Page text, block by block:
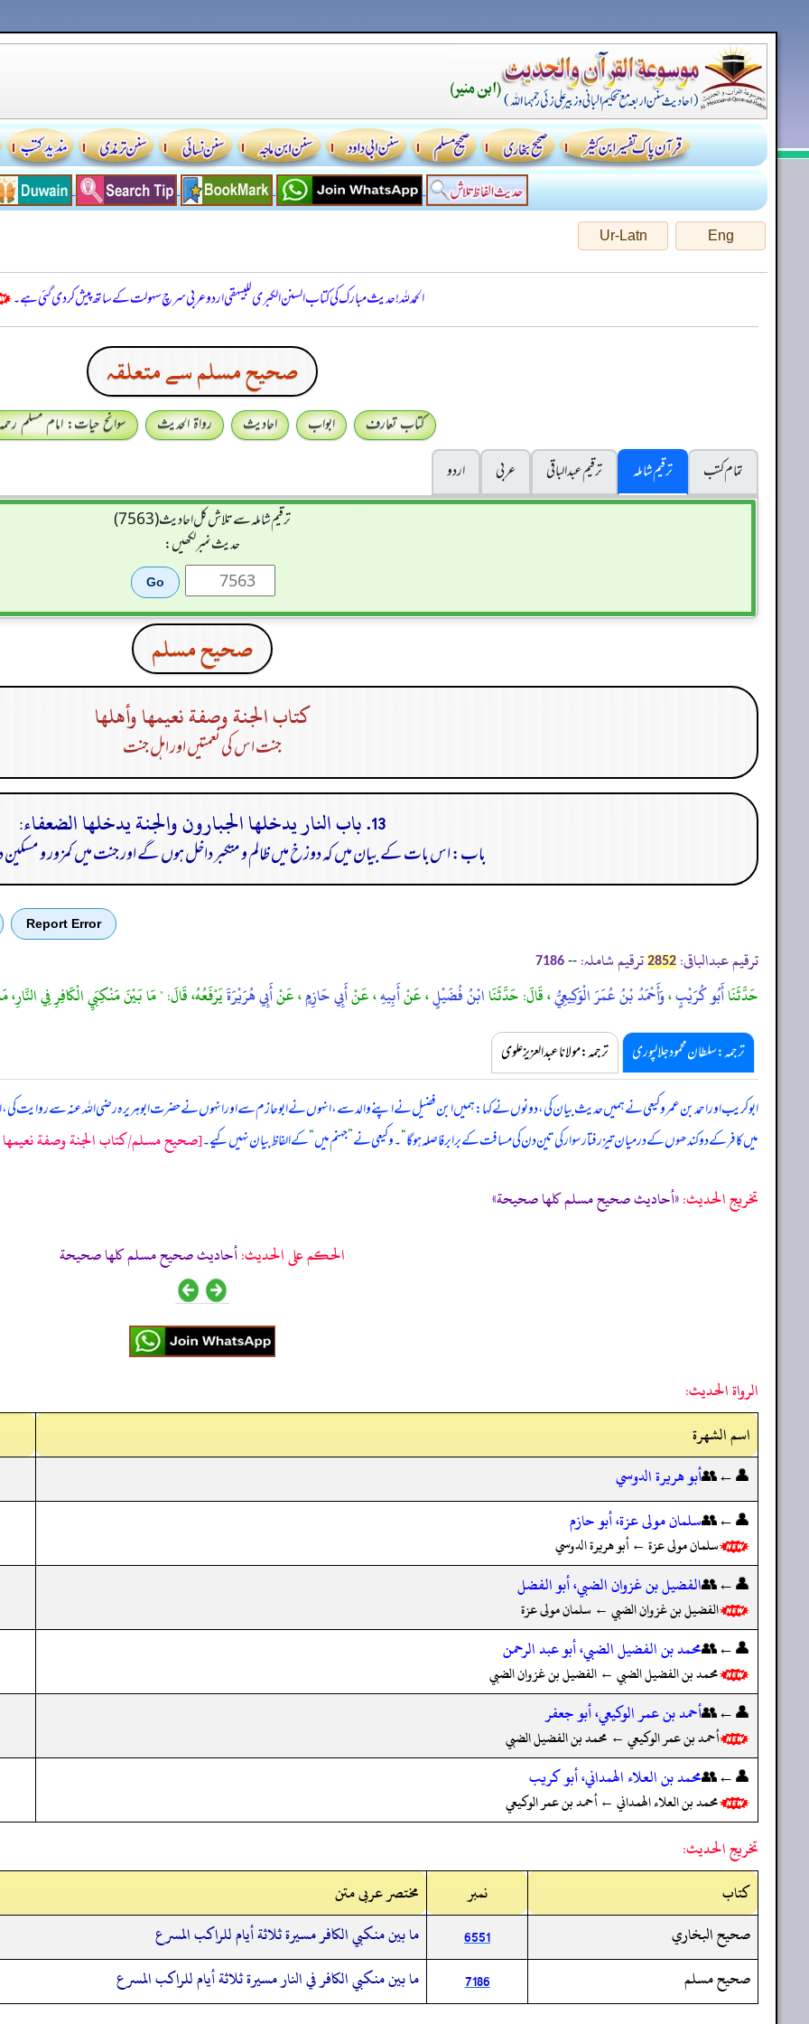
Eng
Ur-Latn
الحمدللہ! حدیث مبارک کی کتاب السنن الكبرى للبيهقي اردو عربی سرچ سہولت کے ساتھ پیش کر دی گئی ہے۔
صحيح مسلم سے متعلقہ
کتاب تعارف ابواب احادیث رواۃ الحدیث
سوانح حیات: امام مسلم
تمام کتب
ترقیم شاملہ ترقيم عبدالباقی عربی
اردو
ترقیم شاملہ سے تلاش کل احادیث (7563)
حدیث نمبر لکھیں:
صحيح مسلم
كتاب الجنة وصفة نعيمها وأهلها
جنت اس کی نعمتیں اور اہل جنت
13. باب النار يدخلها الجبارون والجنة يدخلها الضعفاء:
باب: اس بات کے بیان میں کہ دوزخ میں ظالم و متکبر داخل ہوں گے اور جنت میں کمزور و
Report Error
ترقیم عبدالباقی: 2852 ترقیم شاملہ: --
7186
حَدَّثَنَاأَبُو كُرَيْبٍ،وَأَحْمَدُ بْنُ عُمَرَ الْوَكِيعِيُّ، قَالَ: حَدَّثَنَاابْنُ فُضَيْلٍ، عَنْأَبِيهِ، عَنْأَبِي حَازِمٍ، عَنْأَبِي هُرَيْرَةَيَرْفَعُهُ، قَالَ: " مَا بَيْنَ مَنْكِبَيِ الْكَافِرِ فِي
ترجمہ:سلطان محمود جلالپوری ترجمہ:مولانا عبدالعزیز علوی
ابوکریب اور احمد بن عمر وکیعی نے ہمیں حدیث بیان کی، دونوں نے کہا: ہمیں ابن فضیل نے اپنے والد سے، انہوں نے ابوحازم سے اور انہوں نے حضرت ابوہریرہ رضی اللہ عنہ سے روایت
میں کافر کے دو کندھوں کے درمیان تیز رفتار سوار کی تین دن کی مسافت کے برابر فاصلہ ہو گا“۔ وکیعی نے”جہنم میں“کے الفاظ بیان نہیں کیے۔[صحيح مسلم/كتاب الجنة وصفة نعيمها
تخریج الحدیث:«أحاديث صحيح مسلم كلها صحيحة»
الحكم على الحديث:أحاديث صحيح مسلم كلها صحيحة
الرواة الحديث:
اسم الشهرة
👤←👥أبو هريرة الدوسي
👤←👥سلمان مولى عزة، أبو حازم
سلمان مولى عزة ← أبو هريرة الدوسي
👤←👥الفضيل بن غزوان الضبي، أبو الفضل
الفضيل بن غزوان الضبي ← سلمان مولى عزة
👤←👥محمد بن الفضيل الضبي، أبو عبد الرحمن
محمد بن الفضيل الضبي ← الفضيل بن غزوان الضبي
👤←👥أحمد بن عمر الوكيعي، أبو جعفر
أحمد بن عمر الوكيعي ← محمد بن الفضيل الضبي
👤←👥محمد بن العلاء الهمداني، أبو كريب
محمد بن العلاء الهمداني ← أحمد بن عمر الوكيعي
تخريج الحديث:
کتاب
نمبر
مختصر عربی متن
صحيح البخاري
6551
ما بين منكبي الكافر مسيرة ثلاثة أيام للراكب المسرع
صحيح مسلم
7186 ما بين منكبي الكافر في النار مسيرة ثلاثة أيام للراكب المسرع